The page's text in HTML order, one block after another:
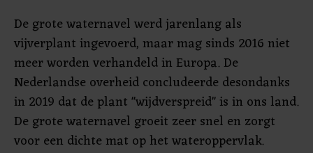
De grote waternavel werd jarenlang als
vijverplant ingevoerd, maar mag sinds 2016 niet
meer worden verhandeld in Europa. De
Nederlandse overheid concludeerde desondanks
in 2019 dat de plant "wijdverspreid" is in ons land.
De grote waternavel groeit zeer snel en zorgt
voor een dichte mat op het wateroppervlak.